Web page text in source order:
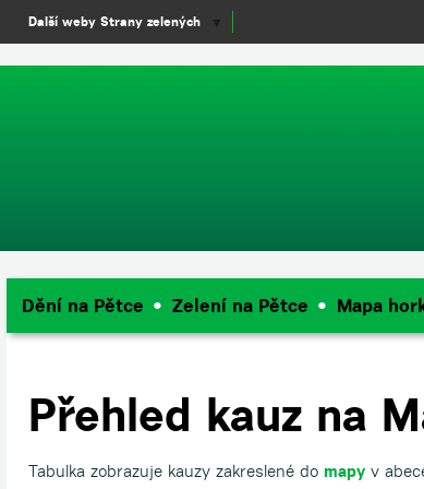
|| []; function
Dění na Pětce Zelení na Pětce Mapa
Přehled kauz na
Tabulka zobrazuje kauzy zakreslené do mapy v
Další weby Strany zelených ▼